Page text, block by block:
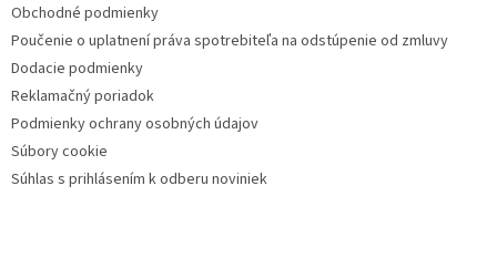
Obchodné podmienky
Poučenie o uplatnení práva spotrebiteľa na odstúpenie od zmluvy
Dodacie podmienky
Reklamačný poriadok
Podmienky ochrany osobných údajov
Súbory cookie
Súhlas s prihlásením k odberu noviniek